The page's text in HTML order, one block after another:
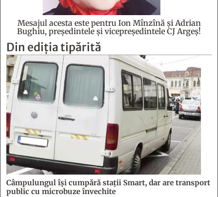
Mesajul acesta este pentru Ion Mînzînă şi Adrian
Bughiu, preşedintele şi vicepreşedintele CJ Argeş!
Din ediția tipărită
Câmpulungul îşi cumpără staţii Smart, dar are transport
public cu microbuze învechite